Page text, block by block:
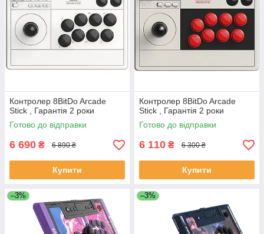
Контролер 8BitDo Arcade
Stick , Гарантія 2 роки
Готово до відправки
6 690 ₴ 6 890 ₴
Купити
Контролер 8BitDo Arcade
Stick , Гарантія 2 роки
Готово до відправки
6 110 ₴ 6 300 ₴
Купити
–3% –3%